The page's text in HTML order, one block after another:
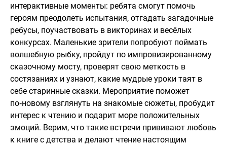
интерактивные моменты: ребята смогут помочь
героям преодолеть испытания, отгадать загадочные
ребусы, поучаствовать в викторинах и весёлых
конкурсах. Маленькие зрители попробуют поймать
волшебную рыбку, пройдут по импровизированному
сказочному мосту, проверят свою меткость в
состязаниях и узнают, какие мудрые уроки таят в
себе старинные сказки. Мероприятие поможет
по‑новому взглянуть на знакомые сюжеты, пробудит
интерес к чтению и подарит море положительных
эмоций. Верим, что такие встречи прививают любовь
к книге с детства и делают чтение настоящим